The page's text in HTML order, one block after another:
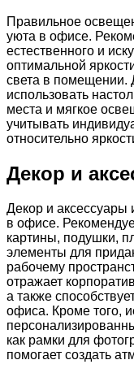
Правильное
уюта в офисе.
естественного и
оптимальной
света в помещении.
использовать
места и мягкое
учитывать
относительно
Декор и
Декор и аксессуары
в офисе.
картины, подушки,
элементы для
рабочему
отражает
а также
офиса. Кроме того,
как рамки для
помогает создать